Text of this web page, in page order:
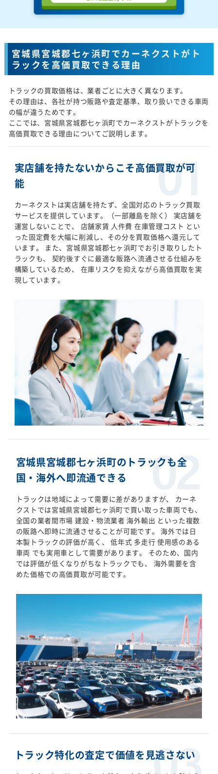
宮城県宮城郡七ヶ浜町でカーネクストがト
ラックを高価買取できる理由
トラックの買取価格は、業者ごとに大きく異なります。
その理由は、各社が持つ販路や査定基準、取り扱いできる車両
の幅が違うためです。
ここでは、宮城県宮城郡七ヶ浜町でカーネクストがトラックを
高価買取できる理由についてご説明します。
実店舗を持たないからこそ高価買取が可
能
カーネクストは実店舗を持たず、全国対応のトラック買取
サービスを提供しています。（一部離島を除く） 実店舗を
運営しないことで、 店舗家賃 人件費 在庫管理コスト とい
った固定費を大幅に削減し、その分を買取価格へ還元して
います。 また、宮城県宮城郡七ヶ浜町でお引き取りしたト
ラックも、 契約後すぐに最適な販路へ流通させる仕組みを
構築しているため、 在庫リスクを抑えながら高価買取を実
現しています。
宮城県宮城郡七ヶ浜町のトラックも全
国・海外へ即流通できる
トラックは地域によって需要に差がありますが、 カーネ
クストでは宮城県宮城郡七ヶ浜町で買い取った車両でも、
全国の業者間市場 建設・物流業者 海外輸出 といった複数
の販路へ即時に流通させることが可能です。 海外では日
本製トラックの評価が高く、 低年式 多走行 使用感のある
車両 でも実用車として需要があります。 そのため、国内
では評価が低くなりがちなトラックでも、 海外需要を含
めた価格での高価買取が可能です。
トラック特化の査定で価値を見逃さない